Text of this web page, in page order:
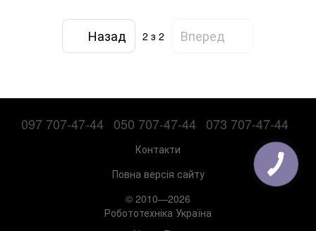
Назад 2 з 2 Вперед
097 707-47-44 050 707-47-44 073 707-47-44
Контакти
Повна версія сайту
© 2010—2026
Робототехніка Україна